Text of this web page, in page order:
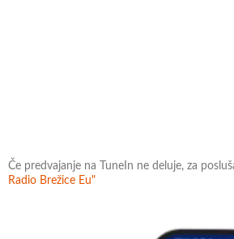
Če predvajanje na TuneIn ne deluje, za
Radio Brežice Eu"